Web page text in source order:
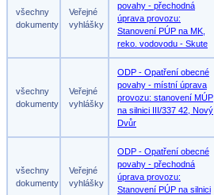
všechny
dokumenty
Veřejné
vyhlášky
povahy - přechodná
úprava provozu:
Stanovení PÚP na MK,
reko. vodovodu - Skute
všechny
dokumenty
Veřejné
vyhlášky
ODP - Opatření obecné
povahy - místní úprava
provozu: stanovení MÚP
na silnici III/337 42, Nový
Dvůr
všechny
dokumenty
Veřejné
vyhlášky
ODP - Opatření obecné
povahy - přechodná
úprava provozu:
Stanovení PÚP na silnici